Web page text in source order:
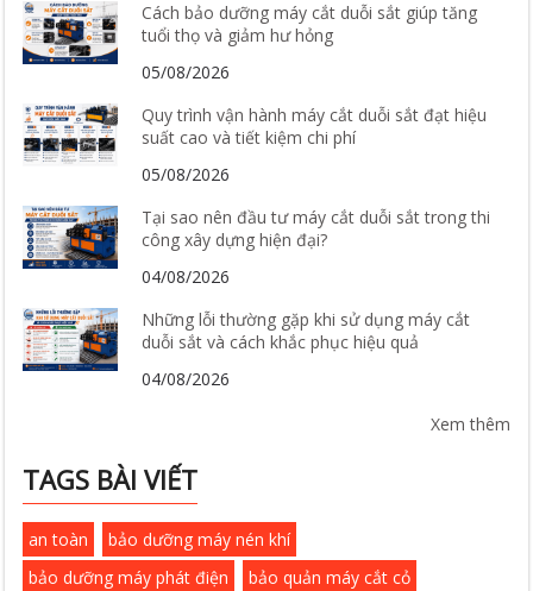
Cách bảo dưỡng máy cắt duỗi sắt giúp tăng
tuổi thọ và giảm hư hỏng
05/08/2026
Quy trình vận hành máy cắt duỗi sắt đạt hiệu
suất cao và tiết kiệm chi phí
05/08/2026
Tại sao nên đầu tư máy cắt duỗi sắt trong thi
công xây dựng hiện đại?
04/08/2026
Những lỗi thường gặp khi sử dụng máy cắt
duỗi sắt và cách khắc phục hiệu quả
04/08/2026
Xem thêm
TAGS BÀI VIẾT
an toàn
bảo dưỡng máy nén khí
bảo dưỡng máy phát điện
bảo quản máy cắt cỏ